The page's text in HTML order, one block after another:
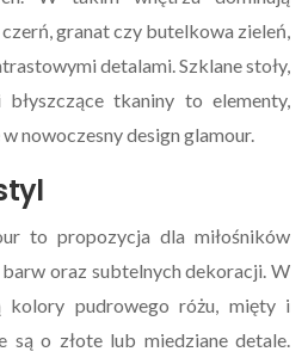
granat czy butelkowa zieleń,
detalami. Szklane stoły,
tkaniny to elementy,
nowoczesny design glamour.
to propozycja dla miłośników
oraz subtelnych dekoracji. W
kolory pudrowego różu, mięty i
są o złote lub miedziane detale.